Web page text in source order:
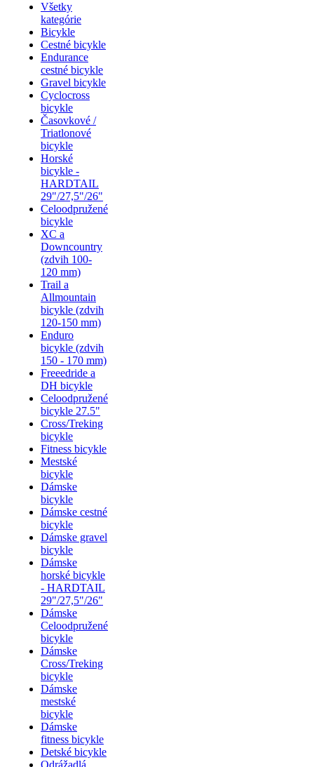
Všetky
kategórie
Bicykle
Cestné bicykle
Endurance
cestné bicykle
Gravel bicykle
Cyclocross
bicykle
Časovkové /
Triatlonové
bicykle
Horské
bicykle -
HARDTAIL
29"/27,5"/26"
Celoodpružené
bicykle
XC a
Downcountry
(zdvih 100-
120 mm)
Trail a
Allmountain
bicykle (zdvih
120-150 mm)
Enduro
bicykle (zdvih
150 - 170 mm)
Freeedride a
DH bicykle
Celoodpružené
bicykle 27.5"
Cross/Treking
bicykle
Fitness bicykle
Mestské
bicykle
Dámske
bicykle
Dámske cestné
bicykle
Dámske gravel
bicykle
Dámske
horské bicykle
- HARDTAIL
29"/27,5"/26"
Dámske
Celoodpružené
bicykle
Dámske
Cross/Treking
bicykle
Dámske
mestské
bicykle
Dámske
fitness bicykle
Detské bicykle